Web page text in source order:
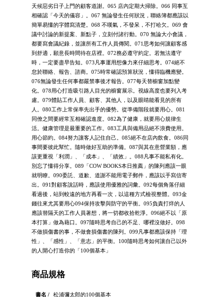
天候惡劣日子上門的顧客道謝。065 店內定期大掃除。066 同事互
相確認「今天的儀容」。067 無論發生任何狀況，聯絡簿都應該以
簡單易懂的字體寫清楚。068 不嘆氣，不發呆，不打哈欠。069 會
議中討論的新提案、新點子，立刻付諸行動。070 無論大小會議，
都要寫會議紀錄，並讓所有工作人員傳閱。071思考如何讓顧客感
到舒適，願意長時間待在店裡。072務必遵守約定。若無法遵守
時，一定要盡早告知。073凡事運用想像力來仔細思考。074絕不
怠於聯絡、報告、諮商。075時常確認預算狀況，懂得臨機應變。
076無論發生任何事都嚴禁事後才報告。077每天替櫥窗加點變
化。078用心打造吸引路人目光的櫥窗展示。視線高度也要列入考
慮。079體貼工作人員、顧客、其他人，以及眼睛能看見的所有
人。080工作上常保率先出手的優勢。從準備階段就要用心。081
同僚之間要經常互相確認進度。082為了健康，就要用心規律生
活。健康管理是最重要的工作。083工具與備用品絕不浪費使用。
用心節約。084努力讓客人記住自己。085絕不在店內飲食。086同
事間要彼此幫忙。隨時做好互助的準備。087與其在意營業額，應
該更重視「利潤」、「成本」、「績效」。088凡事不能私有化。
別忘了懂得分享。089「COW BOOKS本日推薦」的陳列應該一眼
就明瞭。090委託、道歉、道謝不能用電子郵件，應該以手寫信寄
出。091對顧客說話時，應該使用優雅的詞彙。092每個角落仔細
看過後，站到較遠的地方再看一次，以這種方式檢視整體。093金
錢往來尤其要用心094保持攻擊與防守的平衡。095負責打烊的人
應該替隔天的工作人員著想，將一切都收拾乾淨。096絕不以「原
本打算」做為藉口。097隨時思考自己的不足、哪裡沒做好。098
不做損傷書的事，不做會損傷書的陳列。099凡事都應該保持「理
性」、「感性」、「意志」的平衡。100隨時思考如何讓自己以外
的人開心打造你的「100個基本」
商品規格
書名 /
松浦彌太郎的100個基本